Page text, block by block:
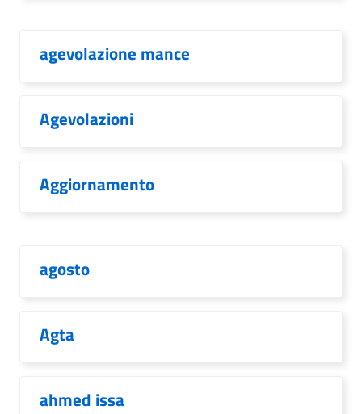
agevolazione mance
Agevolazioni
Aggiornamento
agosto
Agta
ahmed issa